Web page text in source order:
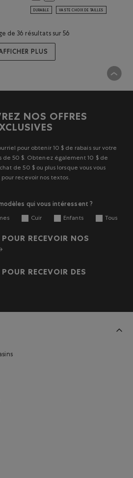
DURABLE VASTE CHOIX DE TAILLES
de 36 résultats sur 56
PLUS
NOS OFFRES
pour obtenir 10 $ de rabais sur votre
de 50 $. Obtenez également 10 $ de
de 50 $ ou plus lorsque vous vous
pour recevoir nos textos.
qui vous intéressent ?
Cuir Enfants Tous
RECEVOIR NOS
RECEVOIR DES